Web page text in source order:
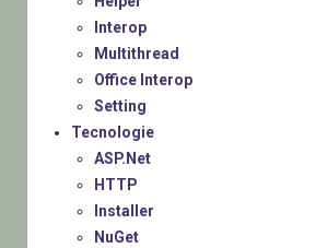
Interop
Multithread
Office Interop
Setting
Tecnologie
ASP.Net
HTTP
Installer
NuGet